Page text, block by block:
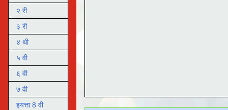
२ री
३ री
४ थी
५ वी
६ वी
७ वी
इयत्ता 8 वी